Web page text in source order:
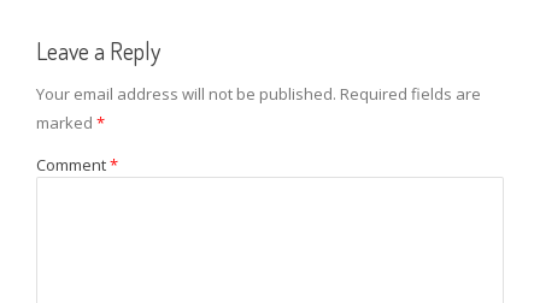
Leave a Reply
Your email address will not be published. Required fields are
marked *
Comment*